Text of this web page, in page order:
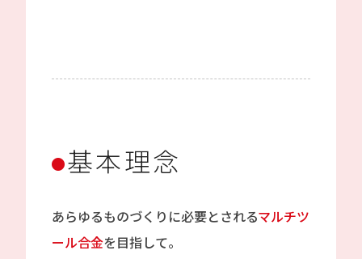
基本理念
あらゆるものづくりに必要とされるマルチツ
ール合金を目指して。